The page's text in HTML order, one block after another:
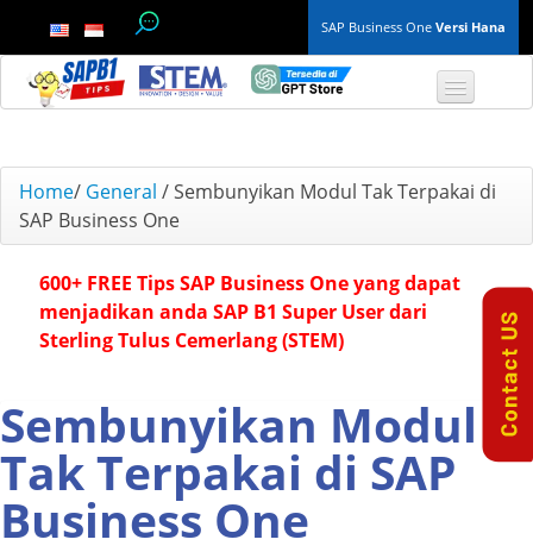
SAP Business One Versi Hana
TOP 10 B1 TIPS
Finance & Accounting
Inventory & Production
Project Management
Purchasing A/P
Home/ General /Sembunyikan Modul Tak Terpakai di
SAP Business One
600+ FREE Tips SAP Business One yang dapat
menjadikan anda SAP B1 Super User dari
Sterling Tulus Cemerlang (STEM)
Sembunyikan Modul
Tak Terpakai di SAP
Business One